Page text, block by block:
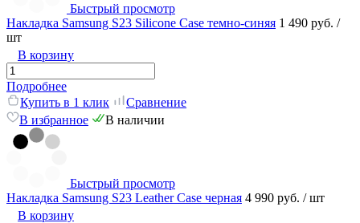
Быстрый просмотр
Накладка Samsung S23 Silicone Case темно-синяя 1 490 руб. /
шт
В корзину
Подробнее
Купить в 1 клик
Сравнение
В избранное
В наличии
Быстрый просмотр
Накладка Samsung S23 Leather Case черная 4 990 руб. / шт
В корзину